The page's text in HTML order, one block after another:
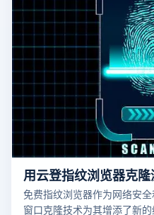
免费指纹浏览器作为网络安
窗口克隆技术为其增添了新